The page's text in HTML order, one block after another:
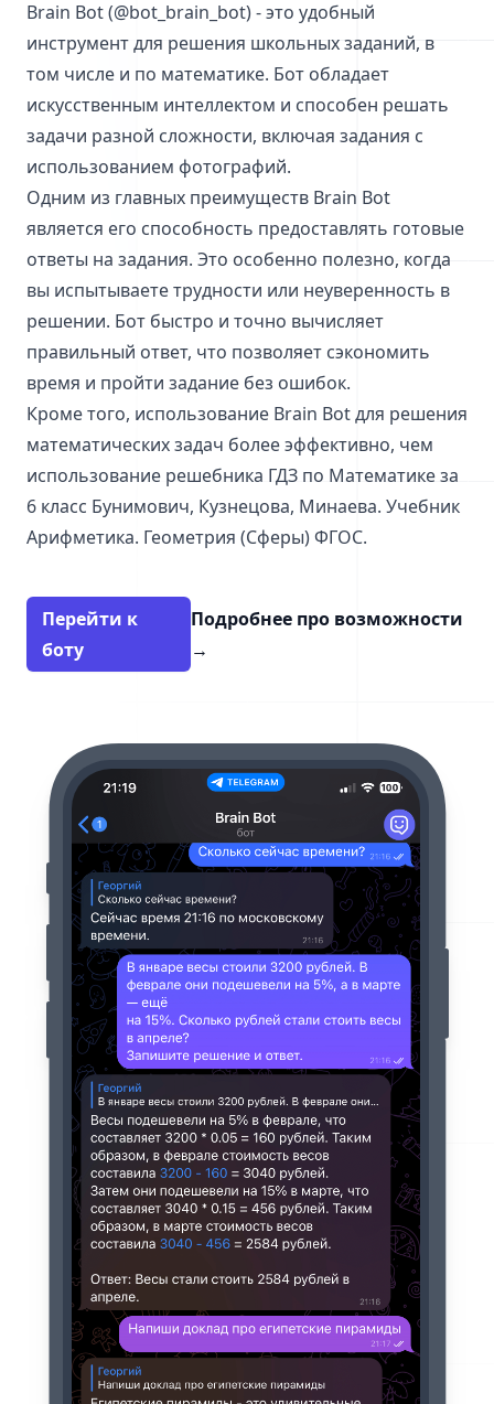
Brain Bot (@bot_brain_bot) - это удобный
инструмент для решения школьных заданий, в
том числе и по математике. Бот обладает
искусственным интеллектом и способен решать
задачи разной сложности, включая задания с
использованием фотографий.
Одним из главных преимуществ Brain Bot
является его способность предоставлять готовые
ответы на задания. Это особенно полезно, когда
вы испытываете трудности или неуверенность в
решении. Бот быстро и точно вычисляет
правильный ответ, что позволяет сэкономить
время и пройти задание без ошибок.
Кроме того, использование Brain Bot для решения
математических задач более эффективно, чем
использование решебника ГДЗ по Математике за
6 класс Бунимович, Кузнецова, Минаева. Учебник
Арифметика. Геометрия (Сферы) ФГОС.
Перейти к
боту
Подробнее про возможности
→